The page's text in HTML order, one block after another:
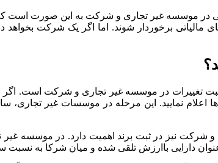
در موسسه غیر تجاری و شرکت به این صورت است
مالیاتی برخوردار شوند. اما اگر یک شرکت
تغییرات در موسسه غیر تجاری و شرکت است. اگر در
اعلام نمایید. این مرحله در موسسات غیر تجاری،
نیز در ثبت برند اهمیت دارد. در موسسه غیر
دارایی باارزش تلقی شده و میان شرکا به